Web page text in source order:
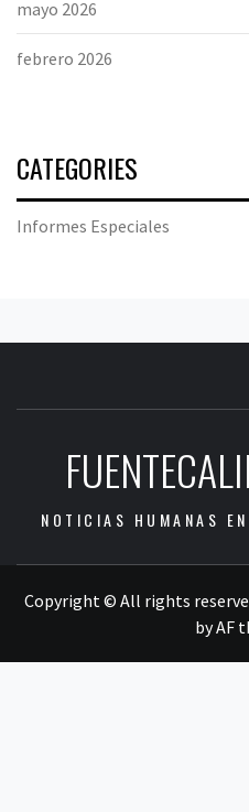
mayo 2026
febrero 2026
CATEGORIES
Informes Especiales
NOTICIAS HUMANAS
Copyright © All rights
byAF